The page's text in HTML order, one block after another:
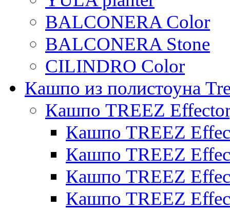
BALCONERA Color
BALCONERA Stone
CILINDRO Color
Кашпо из полистоуна
Кашпо TREEZ
Кашпо TREEZ
Кашпо TREEZ
Кашпо TREEZ
Кашпо TREEZ